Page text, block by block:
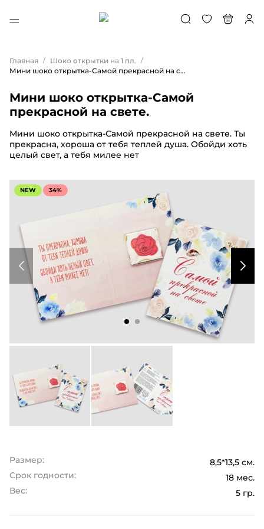
Главная / Шоко открытки на 1 пл. /
Мини шоко открытка-Самой прекрасной на свете.
Мини шоко открытка-Самой
прекрасной на свете.
Мини шоко открытка-Самой прекрасной на свете. Ты
прекрасна, хороша от тебя теплей душа. Обойди хоть
целый свет, а тебя милее нет
NEW 34%
Размер:
8,5*13,5 см.
Срок годности:
18 мес.
Вес:
5 гр.